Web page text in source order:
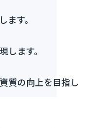
す。
ます。
質の向上を目指し